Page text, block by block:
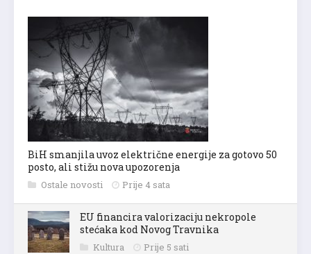
BiH smanjila uvoz električne energije za gotovo 50
posto, ali stižu nova upozorenja
Ostale novosti Prije 4 sata
EU financira valorizaciju nekropole
stećaka kod Novog Travnika
Kultura Prije 5 sati